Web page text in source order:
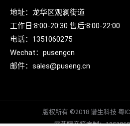
地址：龙华区观澜街道
工作日:8:00-20:30 售后:8:00-22:00
电话： 1351060275
Wechat： pusengcn
邮件： sales@puseng.cn
版权所有 ©2018 谱生科技 粤
屏蔽隔音箱定制：